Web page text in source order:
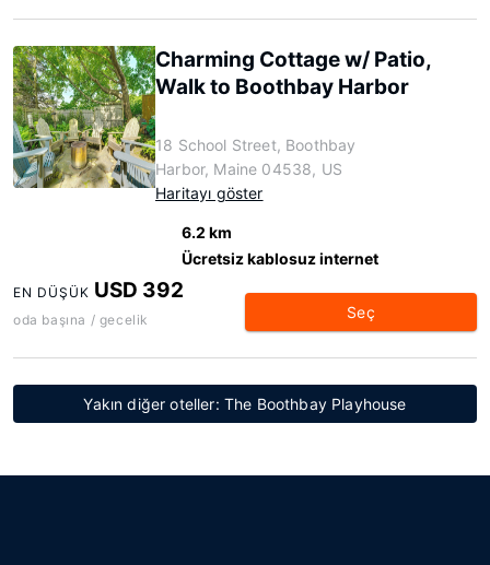
Charming Cottage w/ Patio,
Walk to Boothbay Harbor
18 School Street, Boothbay
Harbor, Maine 04538, US
Haritayı göster
6.2 km
Ücretsiz kablosuz internet
EN DÜŞÜK USD 392
oda başına / gecelik Seç
Yakın diğer oteller: The Boothbay Playhouse